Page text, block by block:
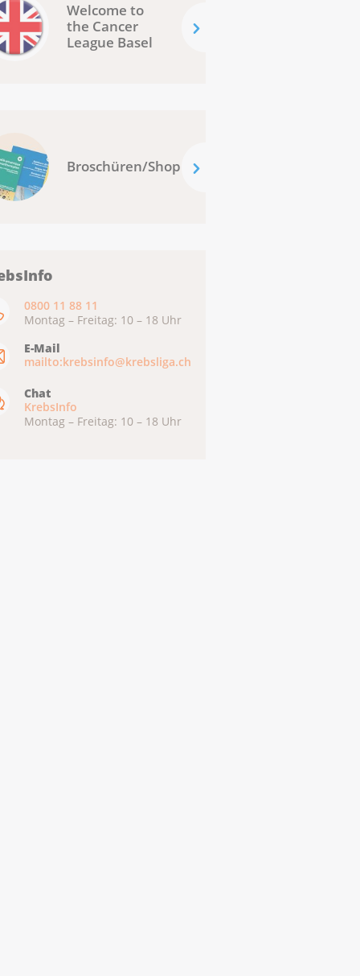
Welcome to
the Cancer
League Basel
Broschüren/Shop
0800 11 88 11
Montag – Freitag: 10 – 18 Uhr
E-Mail
mailto:krebsinfo@krebsliga.ch
Chat
KrebsInfo
Montag – Freitag: 10 – 18 Uhr